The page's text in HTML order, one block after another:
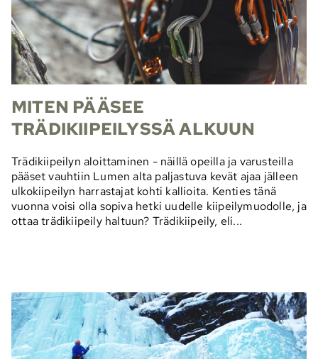
MITEN PÄÄSEE
TRÄDIKIIPEILYSSÄ ALKUUN
Trädikiipeilyn aloittaminen - näillä opeilla ja varusteilla
pääset vauhtiin Lumen alta paljastuva kevät ajaa jälleen
ulkokiipeilyn harrastajat kohti kallioita. Kenties tänä
vuonna voisi olla sopiva hetki uudelle kiipeilymuodolle, ja
ottaa trädikiipeily haltuun? Trädikiipeily, eli...